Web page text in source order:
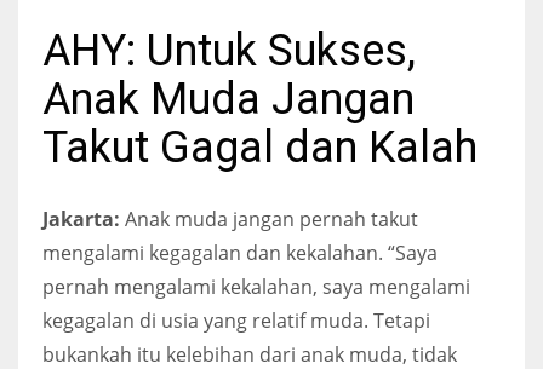
AHY: Untuk Sukses,
Anak Muda Jangan
Takut Gagal dan Kalah
Jakarta: Anak muda jangan pernah takut
mengalami kegagalan dan kekalahan. “Saya
pernah mengalami kekalahan, saya mengalami
kegagalan di usia yang relatif muda. Tetapi
bukankah itu kelebihan dari anak muda, tidak